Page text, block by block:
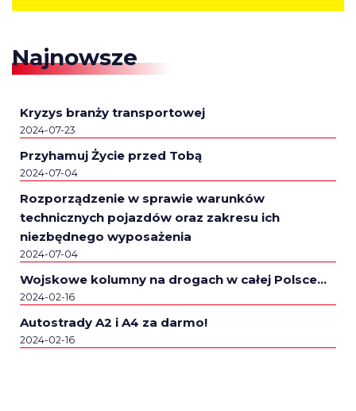
Najnowsze
Kryzys branży transportowej
2024-07-23
Przyhamuj Życie przed Tobą
2024-07-04
Rozporządzenie w sprawie warunków
technicznych pojazdów oraz zakresu ich
niezbędnego wyposażenia
2024-07-04
Wojskowe kolumny na drogach w całej Polsce…
2024-02-16
Autostrady A2 i A4 za darmo!
2024-02-16